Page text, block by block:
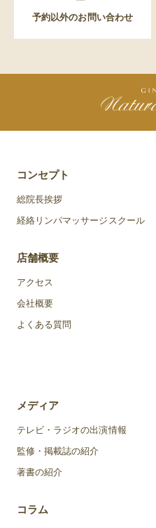
予約以外のお問い合わせ
コンセプト
総院長挨拶
経絡リンパマッサージスクール
店舗概要
アクセス
会社概要
よくある質問
メディア
テレビ・ラジオの出演情報
監修・掲載誌の紹介
著書の紹介
コラム